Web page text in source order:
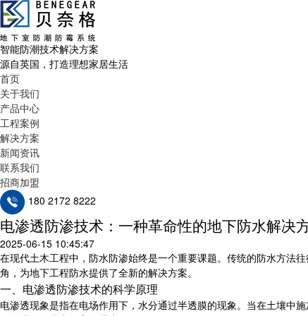
智能防潮技术解决方案
源自英国，打造理想家居生活
首页
关于我们
产品中心
工程案例
解决方案
新闻资讯
联系我们
招商加盟
180 2172 8222
电渗透防渗技术：一种革命性的地下防水解决
2025-06-15 10:45:47
在现代土木工程中，防水防渗始终是一个重要课题。传统的防水方法
角，为地下工程防水提供了全新的解决方案。
一、电渗透防渗技术的科学原理
电渗透现象是指在电场作用下，水分通过半透膜的现象。当在土壤中